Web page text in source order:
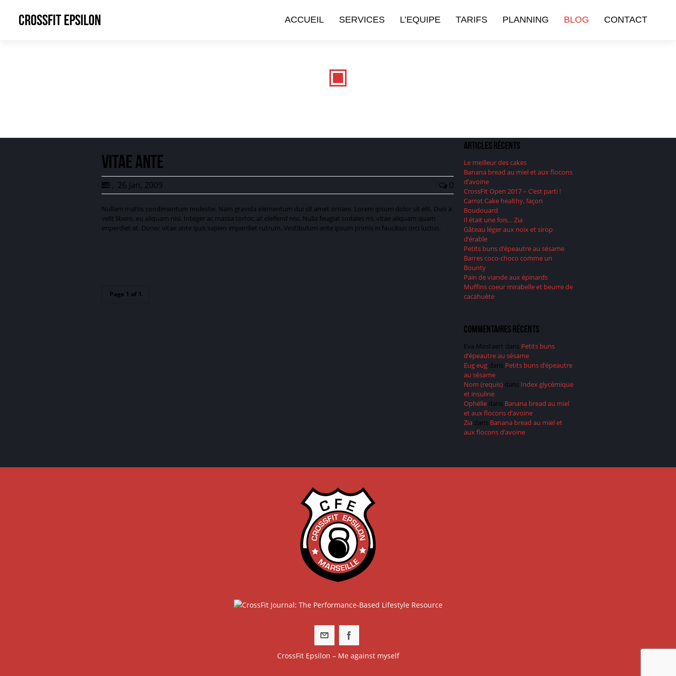
CrossFit Epsilon ACCUEIL SERVICES L’EQUIPE TARIFS PLANNING BLOG CONTACT
Vitae ante
, 26 Jan, 2009 0
Nullam mattis condimentum molestie. Nam gravida elementum dui sit amet ornare. Lorem ipsum dolor sit elit. Duis a
velit libero, eu aliquam nisi. Integer ac massa tortor, at eleifend nisi. Nulla feugiat sodales mi, vitae aliquam quam
imperdiet at. Donec vitae ante quis sapien imperdiet rutrum. Vestibulum ante ipsum primis in faucibus orci luctus.
Page 1 of 1
Articles récents
Le meilleur des cakes
Banana bread au miel et aux flocons
d’avoine
CrossFit Open 2017 – C’est parti !
Carrot Cake healthy, façon
Boudouard
Il était une fois… Zia
Gâteau léger aux noix et sirop
d’érable
Petits buns d’épeautre au sésame
Barres coco-choco comme un
Bounty
Pain de viande aux épinards
Muffins coeur mirabelle et beurre de
cacahuète
Commentaires récents
Eva Mostaert dans Petits buns
d’épeautre au sésame
Eug eug dans Petits buns d’épeautre
au sésame
Nom (requis) dans Index glycémique
et insuline
Ophélie dans Banana bread au miel
et aux flocons d’avoine
Zia dans Banana bread au miel et
aux flocons d’avoine
CrossFit Epsilon – Me against myself